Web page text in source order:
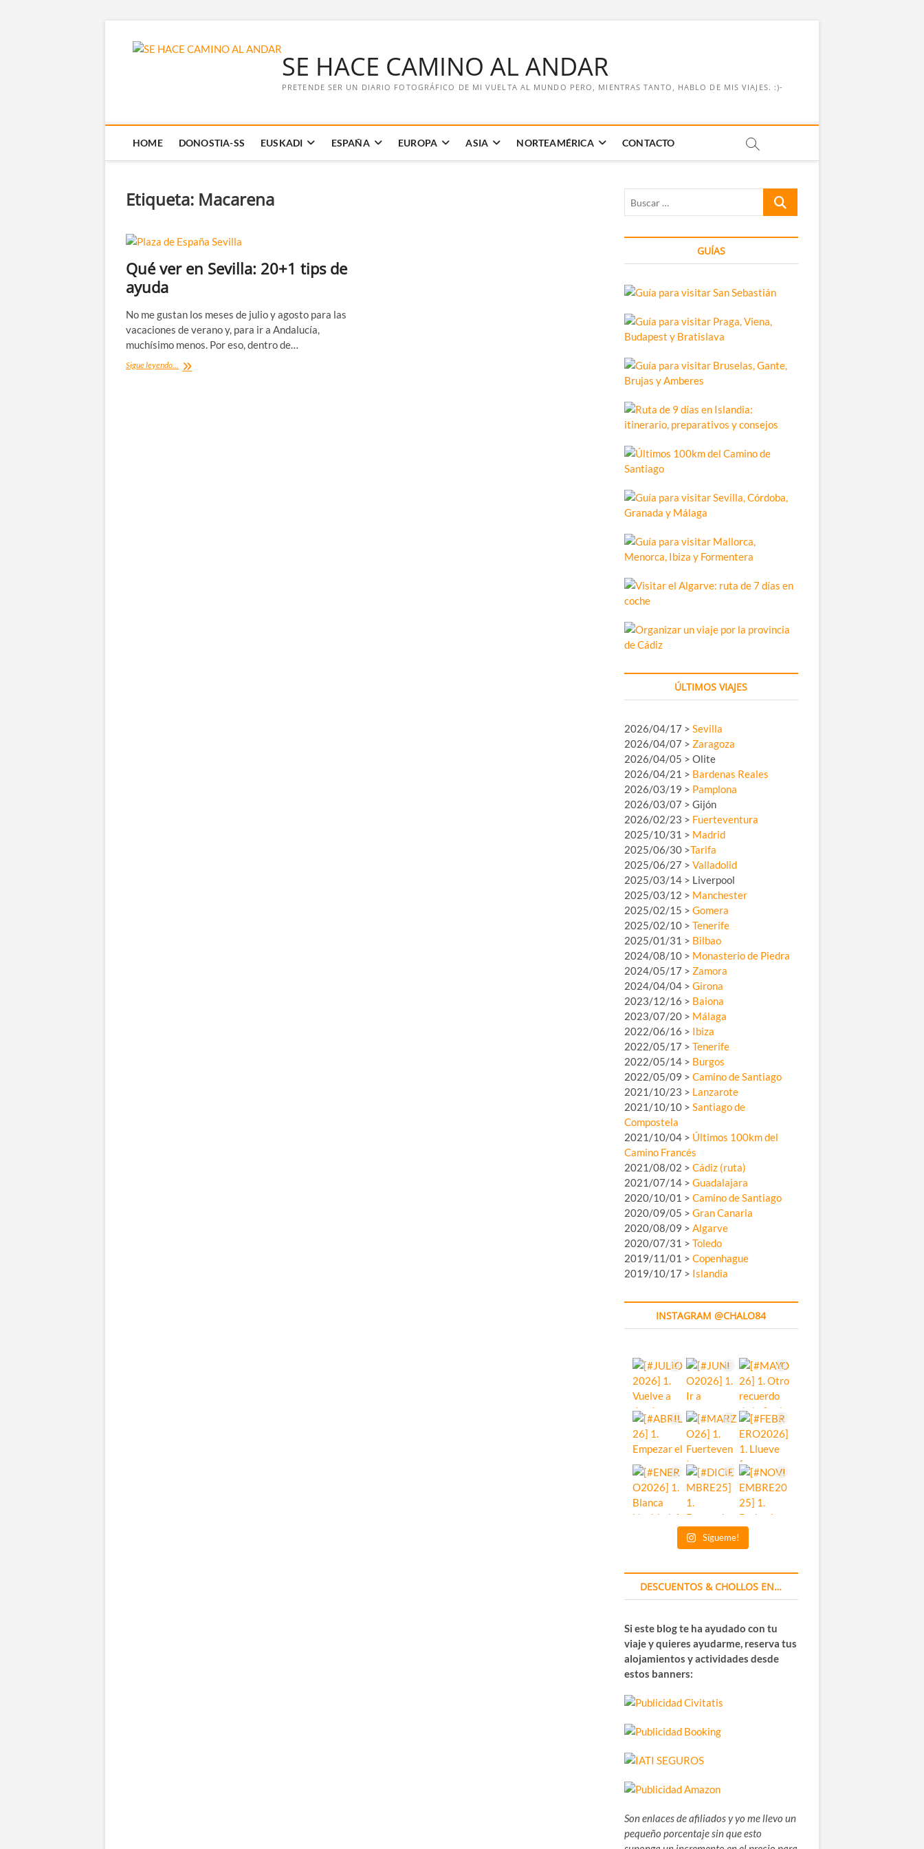
SE HACE CAMINO AL ANDAR
PRETENDE SER UN DIARIO FOTOGRÁFICO DE MI VUELTA AL MUNDO PERO, MIENTRAS TANTO, HABLO DE MIS VIAJES. :)-
HOME DONOSTIA-SS EUSKADI ESPAÑA EUROPA ASIA NORTEAMÉRICA CONTACTO
Etiqueta: Macarena
Qué ver en Sevilla: 20+1 tips de
ayuda
No me gustan los meses de julio y agosto para las
vacaciones de verano y, para ir a Andalucía,
muchísimo menos. Por eso, dentro de…
Sigue leyendo... Qué
Buscar
GUÍAS
ÚLTIMOS VIAJES
2026/04/17 > Sevilla
2026/04/07 > Zaragoza
2026/04/05 > Olite
2026/04/21 > Bardenas Reales
2026/03/19 > Pamplona
2026/03/07 > Gijón
2026/02/23 > Fuerteventura
2025/10/31 > Madrid
2025/06/30 >Tarifa
2025/06/27 > Valladolid
2025/03/14 > Liverpool
2025/03/12 > Manchester
2025/02/15 > Gomera
2025/02/10 > Tenerife
2025/01/31 > Bilbao
2024/08/10 > Monasterio de Piedra
2024/05/17 > Zamora
2024/04/04 > Girona
2023/12/16 > Baiona
2023/07/20 > Málaga
2022/06/16 > Ibiza
2022/05/17 > Tenerife
2022/05/14 > Burgos
2022/05/09 > Camino de Santiago
2021/10/23 > Lanzarote
2021/10/10 > Santiago de
Compostela
2021/10/04 > Últimos 100km del
Camino Francés
2021/08/02 > Cádiz (ruta)
2021/07/14 > Guadalajara
2020/10/01 > Camino de Santiago
2020/09/05 > Gran Canaria
2020/08/09 > Algarve
2020/07/31 > Toledo
2019/11/01 > Copenhague
2019/10/17 > Islandia
INSTAGRAM @CHALO84
Sígueme!
DESCUENTOS & CHOLLOS EN…
Si este blog te ha ayudado con tu
viaje y quieres ayudarme, reserva tus
alojamientos y actividades desde
estos banners:
Son enlaces de afiliados y yo me llevo un
pequeño porcentaje sin que esto